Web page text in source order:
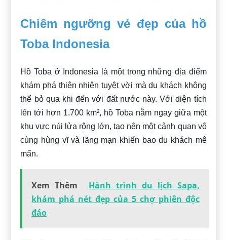
Chiêm ngưỡng vẻ đẹp của hồ
Toba Indonesia
Hồ Toba ở Indonesia là một trong những địa điểm
khám phá thiên nhiên tuyệt vời mà du khách không
thể bỏ qua khi đến với đất nước này. Với diện tích
lên tới hơn 1.700 km², hồ Toba nằm ngay giữa một
khu vực núi lửa rộng lớn, tạo nên một cảnh quan vô
cùng hùng vĩ và lãng mạn khiến bao du khách mê
mẩn.
Xem Thêm
Hành trình du lịch Sapa,
khám phá nét đẹp của 5 chợ phiên độc
đáo